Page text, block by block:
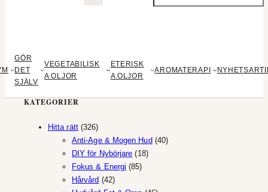
produkter
GÖR
DET
SJÄLV
VEGETABILISK
A OLJOR
ETERISK
A OLJOR
AROMATERAPI
KATEGORIER
Hitta rätt 326326
produkter
Anti-Age & Mogen Hud 4040
DIY för Nybörjare 1818
Fokus & Energi 8585
Hårvård 4242